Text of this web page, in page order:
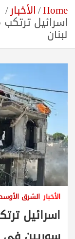
Home الأخبار
اسرائيل
لبنان
الأخبار الشرق
اسرائيل